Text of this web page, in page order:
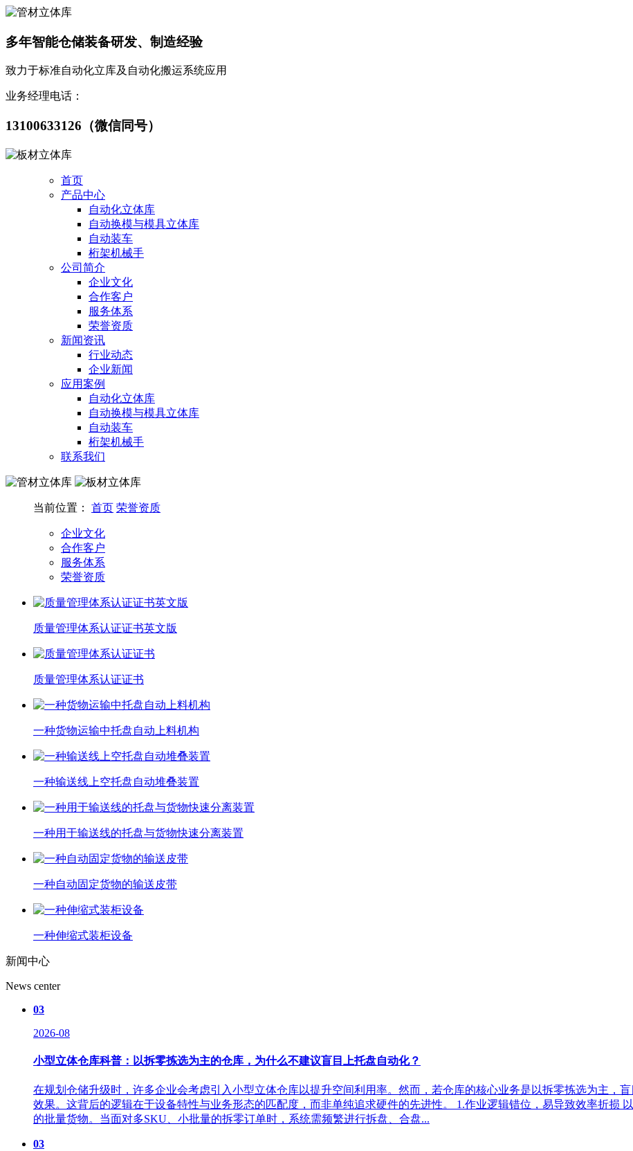
多年智能仓储装备研发、制造经验
致力于标准自动化立库及自动化搬运系统应用
业务经理电话：
13100633126 （微信同号）
首页
产品中心
自动化立体库
自动换模与模具立体库
自动装车
桁架机械手
公司简介
企业文化
合作客户
服务体系
荣誉资质
新闻资讯
行业动态
企业新闻
应用案例
自动化立体库
自动换模与模具立体库
自动装车
桁架机械手
联系我们
当前位置： 首页 荣誉资质
企业文化
合作客户
服务体系
荣誉资质
质量管理体系认证证书英文版
质量管理体系认证证书
一种货物运输中托盘自动上料机构
一种输送线上空托盘自动堆叠装置
一种用于输送线的托盘与货物快速分离装置
一种自动固定货物的输送皮带
一种伸缩式装柜设备
新闻中心
News center
03
2026-08
小型立体仓库科普：以拆零拣选为主的仓库，为什么不建议盲目上托盘自动化？
在规划仓储升级时，许多企业会考虑引入小型立体仓库以提升空间利用率。然而，若仓库的核心业务是以拆零拣选为主，
效果。这背后的逻辑在于设备特性与业务形态的匹配度，而非单纯追求硬件的先进性。 1.作业逻辑错位，易导致效率折损
的批量货物。当面对多SKU、小批量的拆零订单时，系统需频繁进行拆盘、合盘...
03